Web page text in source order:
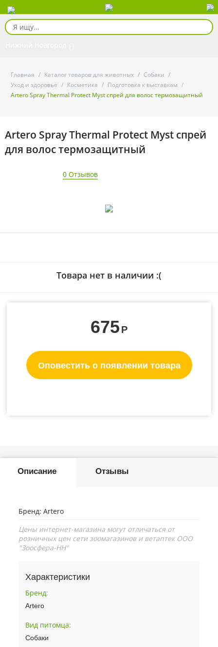
Главная / Каталог товаров для животных / Собаки /
Уход и здоровье / Косметика / Подготовка к выставкам /
Artero Spray Thermal Protect Myst спрей для волос термозащитный
Artero Spray Thermal Protect Myst спрей
для волос термозащитный
0 Отзывов
Товара нет в наличии :(
675 Р
Оповестить о появлении товара
Описание Отзывы
Бренд: Artero
Цены интернет-магазина могут отличаться от
розничных цен сети зоомагазинов и ветаптек ООО
"Зоосфера-НН"
Характеристики
Бренд:
Artero
Вид питомца:
Собаки